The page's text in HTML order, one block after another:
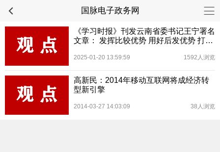
国脉电子政务网
《学习时报》刊发云南省委书记王宁署名
文章： 发挥比较优势 用好后发优势 打好
2025-01-20 13:59:59 1592人浏览
高新民：2014年移动互联网将成经济转
型新引擎
2014-03-27 14:03:09 38人浏览